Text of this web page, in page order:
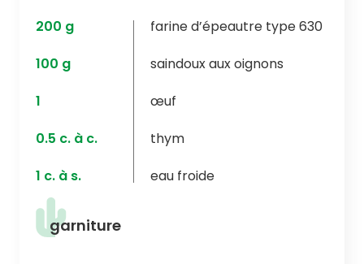
200 g
farine d’épeautre type 630
100 g
saindoux aux oignons
1
œuf
0.5 c. à c.
thym
1 c. à s. eau froide
garniture